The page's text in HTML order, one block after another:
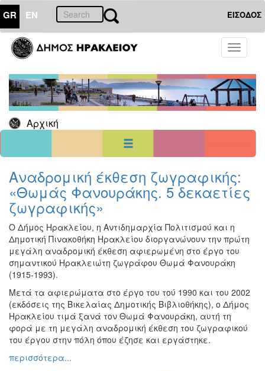
GR EN ΕΙΣΟΔΟΣ
Toggle
Αρχική
18
Ιούλιος
2026
Κυρ Δευ Τρι Τετ Πεμ Παρ Σαβ
1 2 3
4
5
12
13 14 15 16 17
18
25
ΗΜΕΡΟΛΟΓΙΟ
ΕΚΔΗΛΩΣΕΩΝ
Χριστούγεννα
-
Πρωτοχρονιά
Βιβλίο
Ζωγραφική
Φωτογραφία
Τραγούδι
Μουσική
Κινηματογράφος
Χορός
Αναδρομική έκθεση ζωγραφικής:
«Θωμάς Φανουράκης. 5 δεκαετίες
ζωγραφικής»
Ο Δήμος Ηρακλείου, η Αντιδημαρχία Πολιτισμού και η
Δημοτική Πινακοθήκη Ηρακλείου διοργανώνουν την πρώτη
μεγάλη αναδρομική έκθεση αφιερωμένη στο έργο του
σημαντικού Ηρακλειώτη ζωγράφου Θωμά Φανουράκη
(1915-1993).
Μετά τα αφιερώματα στο έργο του τού 1990 και του 2002
(εκδόσεις της Βικελαίας Δημοτικής Βιβλιοθήκης), ο Δήμος
Ηρακλείου τιμά ξανά τον Θωμά Φανουράκη, αυτή τη
φορά με τη μεγάλη αναδρομική έκθεση του ζωγραφικού
του έργου στην πόλη όπου έζησε και εργάστηκε.
περισσότερα...